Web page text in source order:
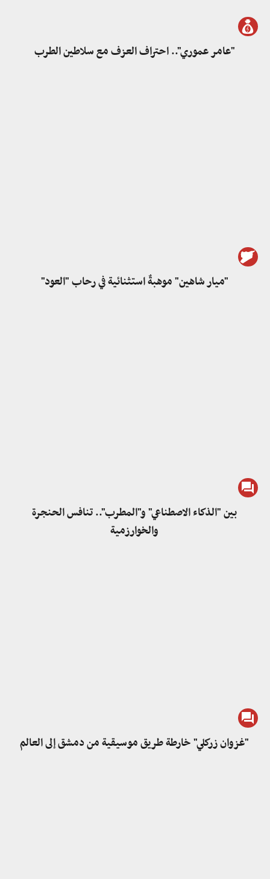
"عامر عموري".. احتراف العزف مع سلاطين الطرب
"ميار شاهين" موهبةٌ استثنائية في رحاب "العود"
بين "الذكاء الاصطناعي" و"المطرب".. تنافس الحنجرة
والخوارزمية
"غزوان زركلي" خارطة طريق موسيقية من دمشق إلى العالم